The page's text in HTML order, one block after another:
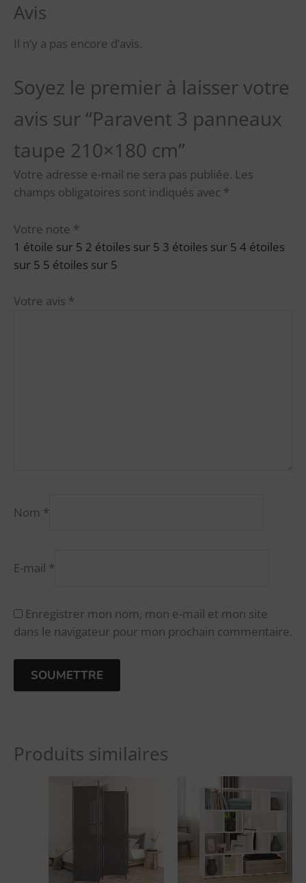
Avis
Il n’y a pas encore d’avis.
Soyez le premier à laisser votre
avis sur “Paravent 3 panneaux
taupe 210×180 cm”
Votre adresse e-mail ne sera pas publiée. Les
champs obligatoires sont indiqués avec *
Votre note *
1 étoile sur 5 2 étoiles sur 5 3 étoiles sur 5 4 étoiles
sur 5 5 étoiles sur 5
Votre avis *
Nom *
E-mail *
Enregistrer mon nom, mon e-mail et mon site
dans le navigateur pour mon prochain commentaire.
t
Produits similaires